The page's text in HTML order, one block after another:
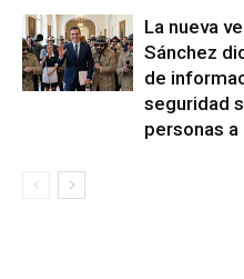
La nueva
Sánchez
de
seguridad
personas a